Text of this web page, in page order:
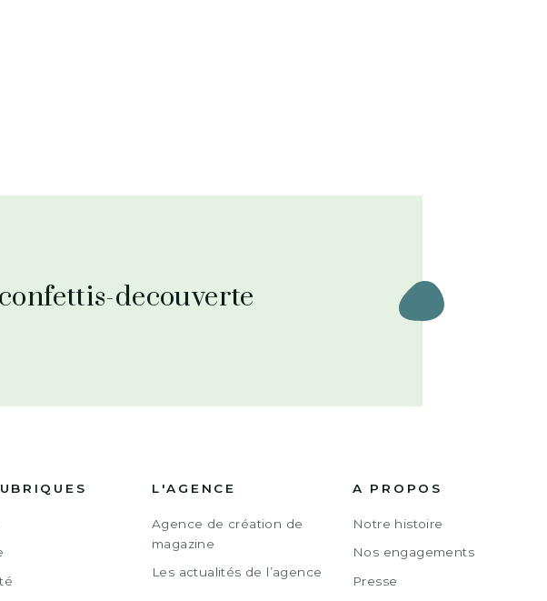
decouverte
L'AGENCE
Agence de création de
magazine
Les actualités de l’agence
A PROPOS
Notre histoire
Nos engagements
Presse